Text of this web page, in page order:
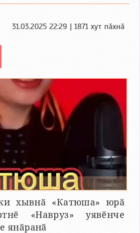
31.03.2025 22:29 | 1871 хут пӑхнӑ
хывнӑ «Катюша» юрӑ
«Навруз» уявӗнче
янӑранӑ